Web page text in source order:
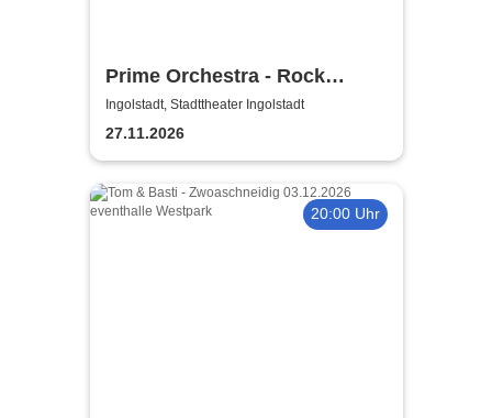
Prime Orchestra - Rock
Sympho Show
Ingolstadt, Stadttheater Ingolstadt
27.11.2026
20:00 Uhr